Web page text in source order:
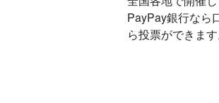
PayPay銀行なら
ら投票ができます